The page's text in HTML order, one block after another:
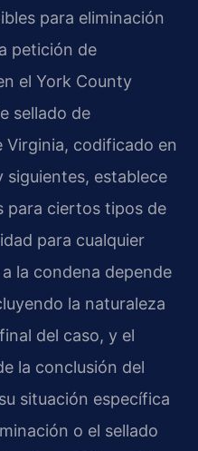
para eliminación
petición de
el York County
sellado de
Virginia, codificado en
siguientes, establece
para ciertos tipos de
para cualquier
la condena depende
la naturaleza
del caso, y el
la conclusión del
situación específica
o el sellado